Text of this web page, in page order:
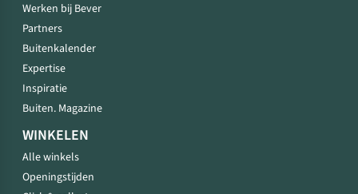
Werken bij Bever
Partners
Buitenkalender
Expertise
Inspiratie
Buiten. Magazine
WINKELEN
Alle winkels
Openingstijden